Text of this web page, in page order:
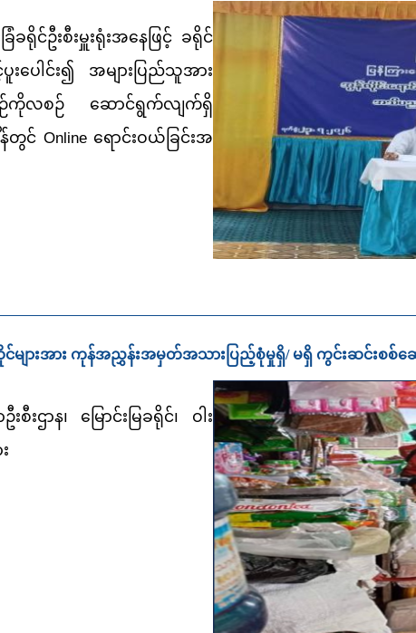
ြံခရိုင်ဦးစီးမှူးရုံးအနေဖြင့် ခရိုင်
းပေါင်း၍ အများပြည်သူအား
လစဉ် ဆောင်ရွက်လျက်ရှိ
င် Online ရောင်းဝယ်ခြင်းအ
ဆိုင်များအား ကုန်အညွှန်းအမှတ်အသားပြည့်စုံမှုရှိ/ မရှိ ကွင်းဆင်းစစ်ဆ
ာန၊ မြောင်းမြခရိုင်၊ ဝါး